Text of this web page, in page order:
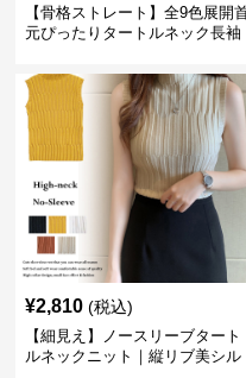
【骨格ストレート】全9色展開
元ぴったりタートルネック長袖
¥2,810 (税込)
【細見え】ノースリーブタート
ルネックニット｜縦リブ美シル